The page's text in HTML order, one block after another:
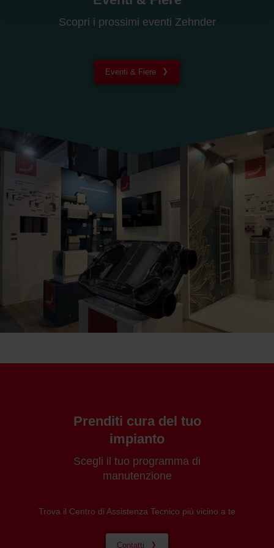
Zehnder Group AG: Data Privacy
Zehnder Group Nederland bv: Privacyverklaringen
Zehnder Group Sales International: Privacy Policy
Zehnder Group Schweiz AG: Datenschutz
Zehnder Polska Sp. z o.o.: Oświadczenie o ochronie
danych Zehnder
Zehnder Group UK Limited: Privacy Policy
Scopri i prossimi eventi Zehnder
Eventi & Fiere
Prenditi cura del tuo
impianto
Scegli il tuo programma di
manutenzione
Trova il Centro di Assistenza Tecnico più vicino a te
Contatti